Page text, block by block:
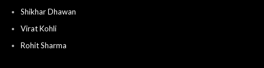
Shikhar Dhawan
Virat Kohli
Rohit Sharma